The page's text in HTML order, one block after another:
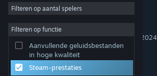
2D
3D
Gratis te spelen
Sfeervol
Filteren op aantal spelers
Filteren op functie
Aanvullende geluidsbestanden
in hoge kwaliteit
Steam-prestaties
World of Warships
Microsoft Flight Simulator 2024
Farming Simulator 25